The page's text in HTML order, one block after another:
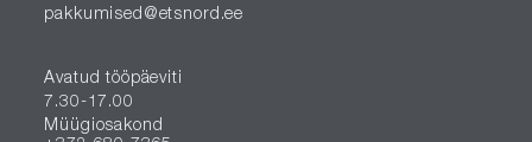
pakkumised@etsnord.ee
Avatud tööpäeviti
7.30-17.00
Müügiosakond